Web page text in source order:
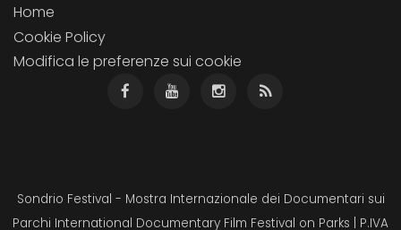
Home
Cookie Policy
Modifica le preferenze sui cookie
Sondrio Festival - Mostra Internazionale dei Documentari sui
Parchi International Documentary Film Festival on Parks | P.IVA